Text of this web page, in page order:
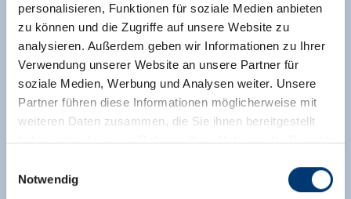
personalisieren, Funktionen für soziale Medien anbieten
zu können und die Zugriffe auf unsere Website zu
analysieren. Außerdem geben wir Informationen zu Ihrer
Verwendung unserer Website an unsere Partner für
soziale Medien, Werbung und Analysen weiter. Unsere
Partner führen diese Informationen möglicherweise mit
weiteren Daten zusammen, die Sie ihnen bereitgestellt
haben oder die sie im Rahmen Ihrer Nutzung der Dienste
Notwendig
2 Erwachsene,
€ 831,20
ohne Verpflegung
Anfrage senden